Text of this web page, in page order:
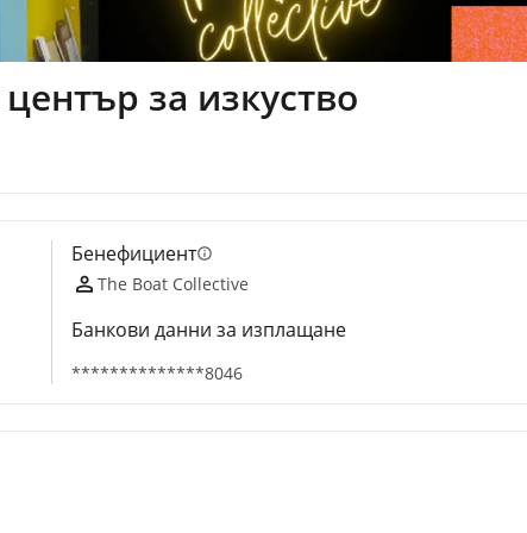
за изкуство
Бенефициентinfo
The Boat Collective
Банкови данни за изплащане
**************8046